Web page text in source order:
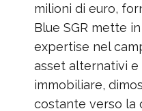
milioni di euro,
Blue SGR mette
expertise nel
asset alternativi e
immobiliare,
costante verso la